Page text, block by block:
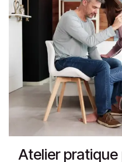
Atelier